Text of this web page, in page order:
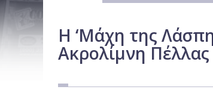
Η ‘Μάχη της
Ακρολίμνη Πέλλας